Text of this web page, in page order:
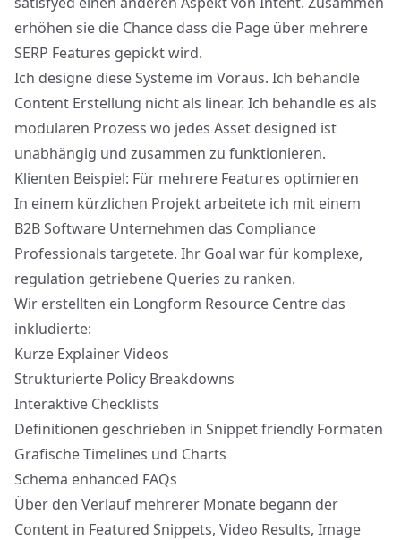
erhöhen sie die Chance dass die Page über mehrere
SERP Features gepickt wird.
Ich designe diese Systeme im Voraus. Ich behandle
Content Erstellung nicht als linear. Ich behandle es als
modularen Prozess wo jedes Asset designed ist
unabhängig und zusammen zu funktionieren.
Klienten Beispiel: Für mehrere Features optimieren
In einem kürzlichen Projekt arbeitete ich mit einem
B2B Software Unternehmen das Compliance
Professionals targetete. Ihr Goal war für komplexe,
regulation getriebene Queries zu ranken.
Wir erstellten ein Longform Resource Centre das
inkludierte:
Kurze Explainer Videos
Strukturierte Policy Breakdowns
Interaktive Checklists
Definitionen geschrieben in Snippet friendly Formaten
Grafische Timelines und Charts
Schema enhanced FAQs
Über den Verlauf mehrerer Monate begann der
Content in Featured Snippets, Video Results, Image